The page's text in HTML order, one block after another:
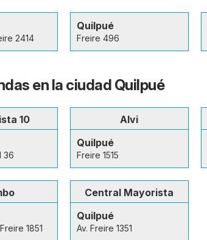
2414
Quilpué
Freire 496
en la ciudad Quilpué
10
36
Alvi
Quilpué
Freire 1515
1851
Central Mayorista
Quilpué
Av. Freire 1351